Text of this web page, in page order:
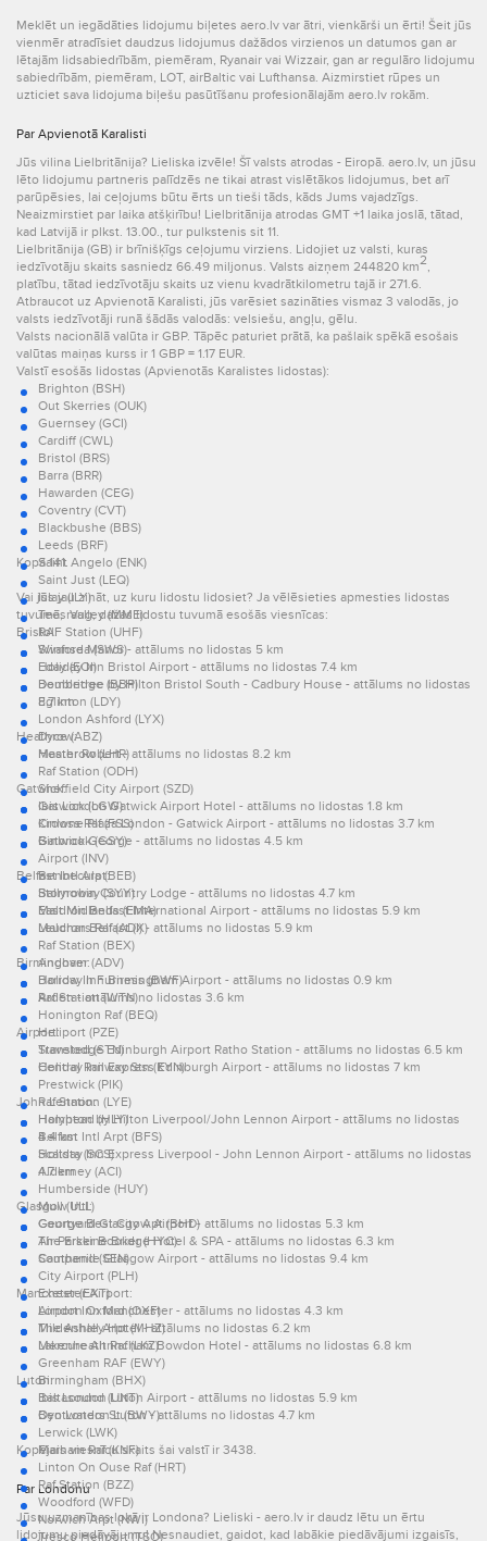
Meklēt un iegādāties lidojumu biļetes aero.lv var ātri, vienkārši un ērti! Šeit jūs
vienmēr atradīsiet daudzus lidojumus dažādos virzienos un datumos gan ar
lētajām lidsabiedrībām, piemēram, Ryanair vai Wizzair, gan ar regulāro lidojumu
sabiedrībām, piemēram, LOT, airBaltic vai Lufthansa. Aizmirstiet rūpes un
uzticiet sava lidojuma biļešu pasūtīšanu profesionālajām aero.lv rokām.
Par Apvienotā Karalisti
Jūs vilina Lielbritānija? Lieliska izvēle! Šī valsts atrodas - Eiropā. aero.lv, un jūsu
lēto lidojumu partneris palīdzēs ne tikai atrast vislētākos lidojumus, bet arī
parūpēsies, lai ceļojums būtu ērts un tieši tāds, kāds Jums vajadzīgs.
Neaizmirstiet par laika atšķirību! Lielbritānija atrodas GMT +1 laika joslā, tātad,
kad Latvijā ir plkst. 13.00., tur pulkstenis sit 11.
Lielbritānija (GB) ir brīnišķīgs ceļojumu virziens. Lidojiet uz valsti, kuras
iedzīvotāju skaits sasniedz 66.49 miljonus. Valsts aizņem 244820 km2,
platību, tātad iedzīvotāju skaits uz vienu kvadrātkilometru tajā ir 271.6.
Atbraucot uz Apvienotā Karalisti, jūs varēsiet sazināties vismaz 3 valodās, jo
valsts iedzīvotāji runā šādās valodās: velsiešu, angļu, gēlu.
Valsts nacionālā valūta ir GBP. Tāpēc paturiet prātā, ka pašlaik spēkā esošais
valūtas maiņas kurss ir 1 GBP = 1.17 EUR.
Valstī esošās lidostas (Apvienotās Karalistes lidostas):
Brighton (BSH)
Out Skerries (OUK)
Guernsey (GCI)
Cardiff (CWL)
Bristol (BRS)
Barra (BRR)
Hawarden (CEG)
Coventry (CVT)
Blackbushe (BBS)
Leeds (BRF)
Saint Angelo (ENK)
Saint Just (LEQ)
Islay (ILY)
Tees Valley (MME)
RAF Station (UHF)
Swansea (SWS)
Eday (EOI)
Bembridge (BBP)
Eglinton (LDY)
London Ashford (LYX)
Dyce (ABZ)
Heathrow (LHR)
Raf Station (ODH)
Sheffield City Airport (SZD)
Gatwick (LGW)
Kinloss Raf (FSS)
Binbrook (GSY)
Airport (INV)
Benbecula (BEB)
Stornoway (SYY)
East Midlands (EMA)
Leuchars Raf (ADX)
Raf Station (BEX)
Andover (ADV)
Barrow In Furness (BWF)
Raf Station (WTN)
Honington Raf (BEQ)
Heliport (PZE)
Stansted (STN)
Central Railway Stn (KYN)
Prestwick (PIK)
Raf Station (LYE)
Holyhead (HLY)
Belfast Intl Arpt (BFS)
Scatsta (SCS)
Alderney (ACI)
Humberside (HUY)
Mull (ULL)
George Best City Apt (BHD)
Air Parker Booker (HYC)
Southend (SEN)
City Airport (PLH)
Exeter (EXT)
London Oxford (OXF)
Mildenhall Arpt (MHZ)
Lakenheath Raf (LKZ)
Greenham RAF (EWY)
Birmingham (BHX)
Baltasound (UNT)
Bentwaters St (BWY)
Lerwick (LWK)
Marham Raf (KNF)
Linton On Ouse Raf (HRT)
Raf Station (BZZ)
Woodford (WFD)
Norwich Arpt (NWI)
Tresco Heliport (TSO)
Kopā 141.
Vai jūs jau zināt, uz kuru lidostu lidosiet? Ja vēlēsieties apmesties lidostas
tuvumā, raug, dažas lidostu tuvumā esošās viesnīcas:
Bristol:
Winford Manor - attālums no lidostas 5 km
Holiday Inn Bristol Airport - attālums no lidostas 7.4 km
Doubletree by Hilton Bristol South - Cadbury House - attālums no lidostas
8.7 km
Heathrow:
Master Robert - attālums no lidostas 8.2 km
Gatwick:
Ibis London Gatwick Airport Hotel - attālums no lidostas 1.8 km
Crowne Plaza London - Gatwick Airport - attālums no lidostas 3.7 km
Gatwick George - attālums no lidostas 4.5 km
Belfast Intl Arpt:
Ballyrobin Country Lodge - attālums no lidostas 4.7 km
Maldron Belfast International Airport - attālums no lidostas 5.9 km
Maldron Belfast (I) - attālums no lidostas 5.9 km
Birmingham:
Holiday Inn Birmingham Airport - attālums no lidostas 0.9 km
Arden - attālums no lidostas 3.6 km
Airport:
Travelodge Edinburgh Airport Ratho Station - attālums no lidostas 6.5 km
Holiday Inn Express Edinburgh Airport - attālums no lidostas 7 km
John Lennon:
Hampton by Hilton Liverpool/John Lennon Airport - attālums no lidostas
4.4 km
Holiday Inn Express Liverpool - John Lennon Airport - attālums no lidostas
4.7 km
Glasgow Intl:
Courtyard Glasgow Airport - attālums no lidostas 5.3 km
The Erskine Bridge Hotel & SPA - attālums no lidostas 6.3 km
Campanile Glasgow Airport - attālums no lidostas 9.4 km
Manchester Airport:
Airport Inn Manchester - attālums no lidostas 4.3 km
The Ashley Hotel - attālums no lidostas 6.2 km
Mercure Altrincham Bowdon Hotel - attālums no lidostas 6.8 km
Luton:
Ibis London Luton Airport - attālums no lidostas 5.9 km
Oyo London Luton - attālums no lidostas 4.7 km
Kopējais viesnīcu skaits šai valstī ir 3438.
Par Londonu
Jūsu uzmanības lokā ir Londona? Lieliski - aero.lv ir daudz lētu un ērtu
lidojumu piedāvājumu! Nesnaudiet, gaidot, kad labākie piedāvājumi izgaisīs,